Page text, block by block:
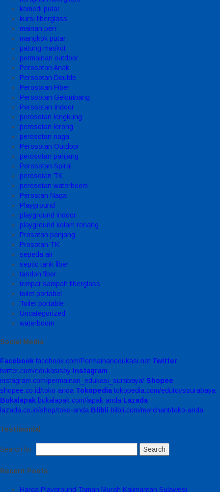
komedi putar
kursi fiberglass
mainan perr
mangkok putar
patung maskot
permainan outdoor
Perosotan Anak
Perosotan Double
Perosotan Fiber
Perosotan Gelombang
Perosotan Indoor
perosotan lengkung
perosotan lorong
perosotan naga
Perosotan Outdoor
perosotan panjang
Perosotan Spiral
perosotan TK
perosotan waterboom
Perostan Naga
Playground
playground indoor
playground kolam renang
Prosotan panjang
Prosotan TK
sepeda air
septic tank fiber
tandon fiber
tempat sampah fiberglass
toilet portabel
Toilet portable
Uncategorized
waterboom
Social Media
Facebook facebook.com/Permainanedukasi.net Twitter
twitter.com/edukasisby Instagram
instagram.com/permainan_edukasi_surabaya/ Shopee
shopee.co.id/toko-anda Tokopedia tokopedia.com/edutoyssurabaya
Bukalapak bukalapak.com/lapak-anda Lazada
lazada.co.id/shop/toko-anda Blibli blibli.com/merchant/toko-anda
Testimonial
Search for:
Recent Posts
Harga Playground Taman Murah Kalimantan Sulawesi